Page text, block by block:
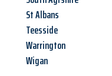
St Albans
Teesside
Warrington
Wigan